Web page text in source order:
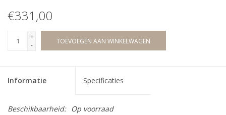
€331,00
+
-
TOEVOEGEN AAN WINKELWAGEN
Informatie Specificaties
Beschikbaarheid:
Op voorraad